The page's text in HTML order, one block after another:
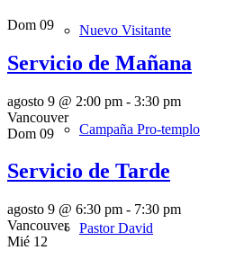
Nuevo Visitante
Campaña Pro-templo
Pastor David
Dom 09
Servicio de Mañana
agosto 9 @ 2:00 pm - 3:30 pm
Vancouver
Dom 09
Servicio de Tarde
agosto 9 @ 6:30 pm - 7:30 pm
Vancouver
Mié 12